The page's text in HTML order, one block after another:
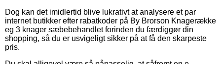
Dog kan det imidlertid blive lukrativt at analysere et par
internet butikker efter rabatkoder på By Brorson Knagerække
eg 3 knager sæbebehandlet forinden du færdiggør din
shopping, så du er usvigeligt sikker på at få den skarpeste
pris.